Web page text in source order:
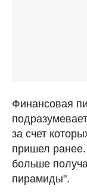
Финансовая
за счет
пришел
больше
пирамиды".